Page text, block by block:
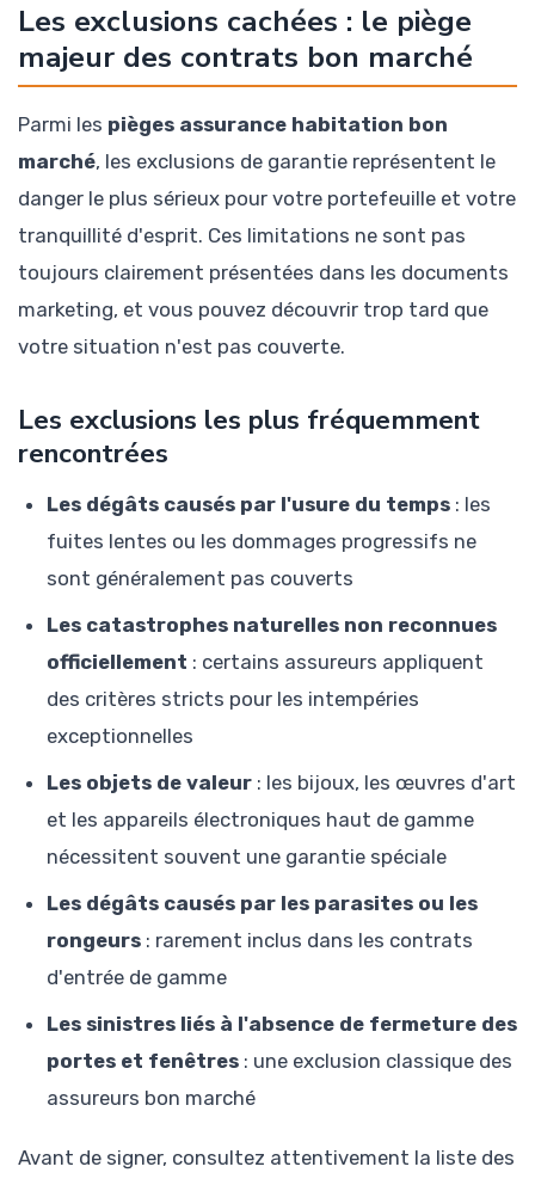
Les exclusions cachées : le piège
majeur des contrats bon marché
Parmi les pièges assurance habitation bon
marché, les exclusions de garantie représentent le
danger le plus sérieux pour votre portefeuille et votre
tranquillité d'esprit. Ces limitations ne sont pas
toujours clairement présentées dans les documents
marketing, et vous pouvez découvrir trop tard que
votre situation n'est pas couverte.
Les exclusions les plus fréquemment
rencontrées
Les dégâts causés par l'usure du temps : les
fuites lentes ou les dommages progressifs ne
sont généralement pas couverts
Les catastrophes naturelles non reconnues
officiellement : certains assureurs appliquent
des critères stricts pour les intempéries
exceptionnelles
Les objets de valeur : les bijoux, les œuvres d'art
et les appareils électroniques haut de gamme
nécessitent souvent une garantie spéciale
Les dégâts causés par les parasites ou les
rongeurs : rarement inclus dans les contrats
d'entrée de gamme
Les sinistres liés à l'absence de fermeture des
portes et fenêtres : une exclusion classique des
assureurs bon marché
Avant de signer, consultez attentivement la liste des